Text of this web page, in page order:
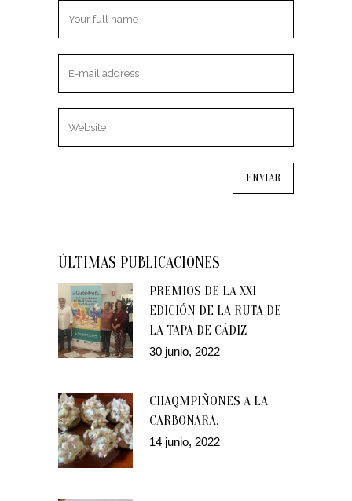
ÚLTIMAS PUBLICACIONES
PREMIOS DE LA XXI
EDICIÓN DE LA RUTA DE
LA TAPA DE CÁDIZ
30 junio, 2022
CHAQMPIÑONES A LA
CARBONARA.
14 junio, 2022